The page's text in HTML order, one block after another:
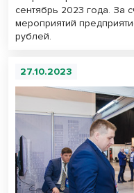
сентябрь 2023 года. За
мероприятий
рублей.
27.10.2023